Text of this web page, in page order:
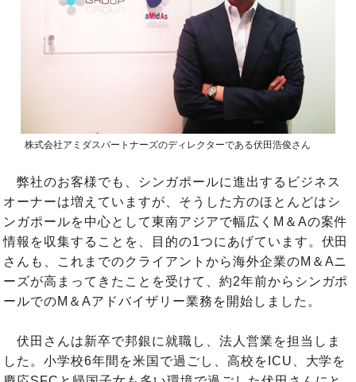
株式会社アミダスパートナーズのディレクターである伏田浩俊さん
弊社のお客様でも、シンガポールに進出するビジネス
オーナーは増えていますが、そうした方のほとんどはシ
ンガポールを中心として東南アジアで幅広くM＆Aの案件
情報を収集することを、目的の1つにあげています。伏田
さんも、これまでのクライアントから海外企業のM＆Aニ
ーズが高まってきたことを受けて、約2年前からシンガポ
ールでのM＆Aアドバイザリー業務を開始しました。
伏田さんは新卒で邦銀に就職し、法人営業を担当しま
した。小学校6年間を米国で過ごし、高校をICU、大学を